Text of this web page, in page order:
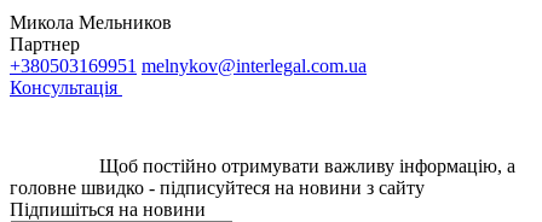
Микола Мельников
Партнер
+380503169951 melnykov@interlegal.com.ua
Консультація
Щоб постійно отримувати важливу інформацію, а
головне швидко - підписуйтеся на новини з сайту
Підпишіться на новини